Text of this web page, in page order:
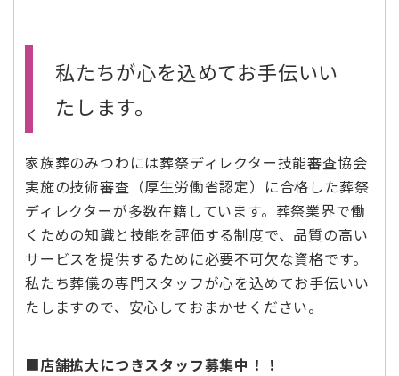
私たちが心を込めてお手伝いい
たします。
家族葬のみつわには葬祭ディレクター技能審査協会
実施の技術審査（厚生労働省認定）に合格した葬祭
ディレクターが多数在籍しています。葬祭業界で働
くための知識と技能を評価する制度で、品質の高い
サービスを提供するために必要不可欠な資格です。
私たち葬儀の専門スタッフが心を込めてお手伝いい
たしますので、安心しておまかせください。
■店舗拡大につきスタッフ募集中！！